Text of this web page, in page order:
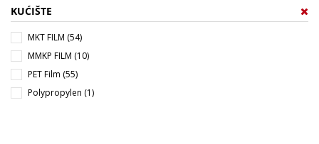
5x10x7,2 mm (3)
5x11x10 mm (1)
5x11x13 mm (7)
5x11x18 mm (13)
5,5x10x4,6 mm (2)
5,5x14,5x17,5 mm (1)
KUĆIŠTE
MKT FILM (54)
MMKP FILM (10)
PET Film (55)
Polypropylen (1)